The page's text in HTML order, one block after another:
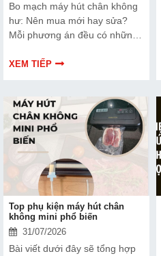
Bo mạch máy hút chân không
hư: Nên mua mới hay sửa?
Mỗi phương án đều có những
cùng tìm hiểu để đưa ra quyết
XEM TIẾP
Top phụ kiện máy hút chân
không mini phổ biến
31/07/2026
Bài viết dưới đây sẽ tổng hợp